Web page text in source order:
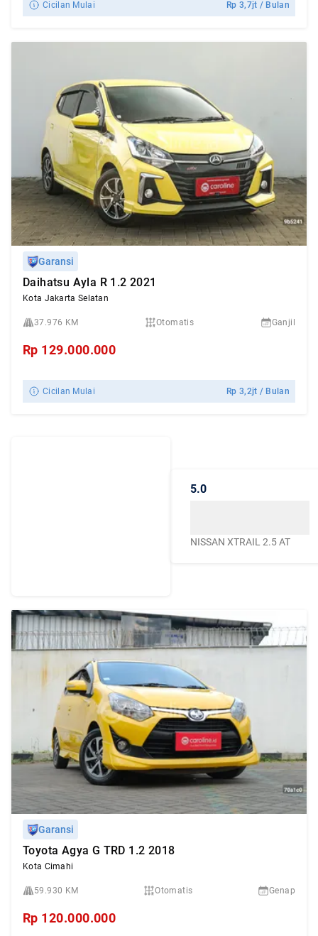
Cicilan Mulai Rp3,7jt / Bulan
Garansi
Daihatsu Ayla R 1.2 2021
Kota Jakarta Selatan
37.976 KM Otomatis Ganjil
Rp 129.000.000
Cicilan Mulai Rp3,2jt / Bulan
5.0
NISSAN XTRAIL 2.5 AT
Garansi
Toyota Agya G TRD 1.2 2018
Kota Cimahi
59.930 KM Otomatis Genap
Rp 120.000.000